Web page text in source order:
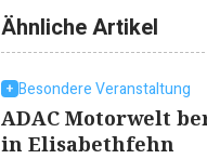
Ähnliche Artikel
Besondere Veranstaltung
ADAC Motorwelt
in Elisabethfehn